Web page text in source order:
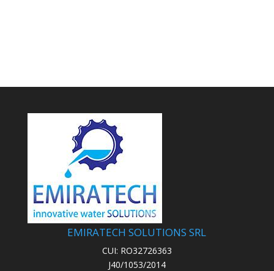
EMIRATECH SOLUTIONS SRL
CUI: RO32726363
J40/1053/2014